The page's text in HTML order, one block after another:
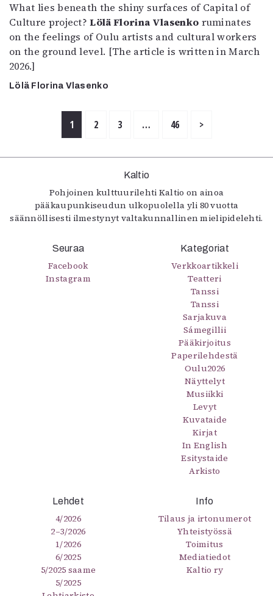
What lies beneath the shiny surfaces of Capital of
Culture project?Lölä Florina Vlasenko ruminates
on the feelings of Oulu artists and cultural workers
on the ground level. [The article is written in March
2026.]
Lölä Florina Vlasenko
1 2 3 … 46 >
Kaltio
Pohjoinen kulttuurilehti Kaltio on ainoa
pääkaupunkiseudun ulkopuolella yli 80 vuotta
säännöllisesti ilmestynyt valtakunnallinen mielipidelehti.
Seuraa
Facebook
Instagram
Kategoriat
Verkkoartikkeli
Teatteri
Tanssi
Tanssi
Sarjakuva
Sámegillii
Pääkirjoitus
Paperilehdestä
Oulu2026
Näyttelyt
Musiikki
Levyt
Kuvataide
Kirjat
In English
Esitystaide
Arkisto
Lehdet
4/2026
2–3/2026
1/2026
6/2025
5/2025 saame
5/2025
Info
Tilaus ja irtonumerot
Yhteistyössä
Toimitus
Mediatiedot
Kaltio ry